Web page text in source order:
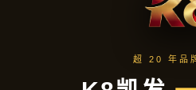
行业
首页 行